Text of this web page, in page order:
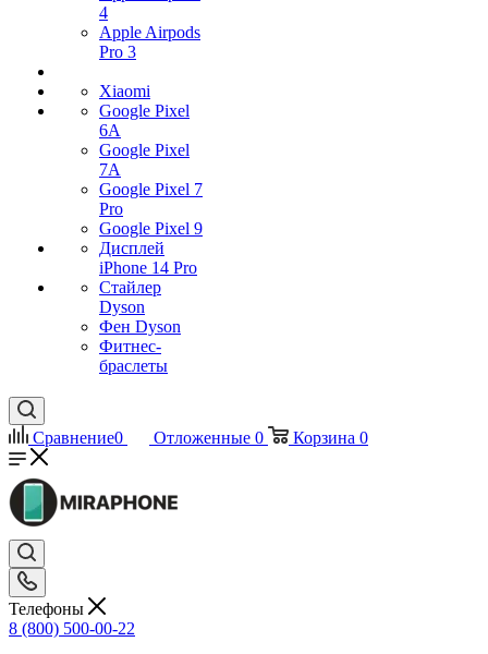
4
Apple Airpods
Pro 3
Xiaomi
Google Pixel
6A
Google Pixel
7А
Google Pixel 7
Pro
Google Pixel 9
Дисплей
iPhone 14 Pro
Стайлер
Dyson
Фен Dyson
Фитнес-
браслеты
Сравнение0 Отложенные 0 Корзина 0
Телефоны
8 (800) 500-00-22